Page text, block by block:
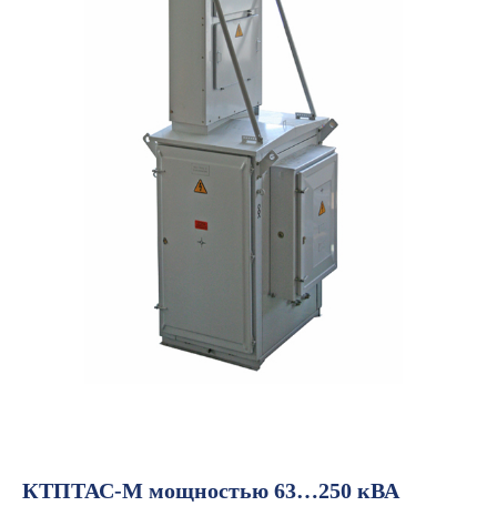
КТПТАС-М мощностью 63…250 кВА